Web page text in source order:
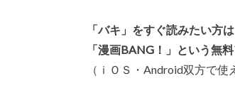
「バキ」をすぐ読みたい方は
「漫画BANG！」という無
（ｉＯＳ・Android双方で使